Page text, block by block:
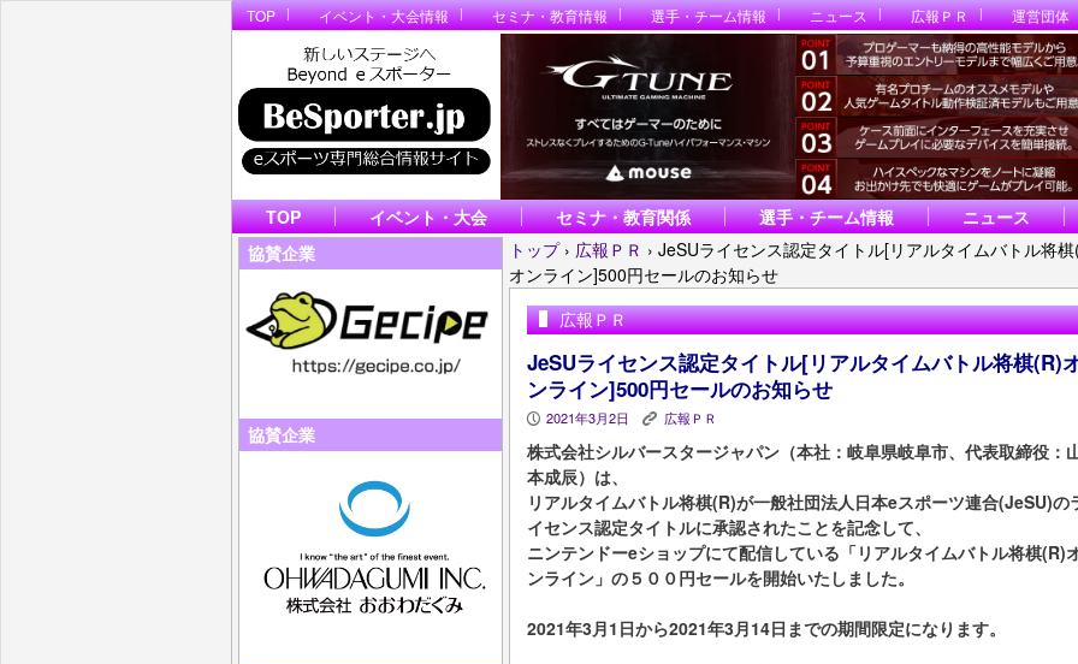
TOP イベント・大会情報 セミナ・教育情報 選手・チーム情報 ニュース 広報ＰＲ 運営団体
TOP イベント・大会 セミナ・教育関係 選手・チーム情報
ニュース
協賛企業
協賛企業
トップ › 広報ＰＲ › JeSUライセンス認定タイトル[リアルタイムバトル将
オンライン]500円セールのお知らせ
広報ＰＲ
JeSUライセンス認定タイトル[リアルタイムバトル将棋(R)
ンライン]500円セールのお知らせ
P 2021年3月2日 K 広報ＰＲ
株式会社シルバースタージャパン（本社：岐阜県岐阜市、代表取締役：
本成辰）は、
リアルタイムバトル将棋(R)が一般社団法人日本eスポーツ連合(JeSU)の
イセンス認定タイトルに承認されたことを記念して、
ニンテンドーeショップにて配信している「リアルタイムバトル将棋(R)
ンライン」の５００円セールを開始いたしました。
2021年3月1日から2021年3月14日までの期間限定になります。